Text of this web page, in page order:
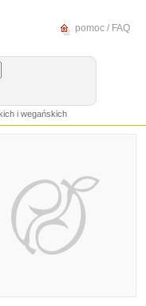
pomoc / FAQ
i wegańskich